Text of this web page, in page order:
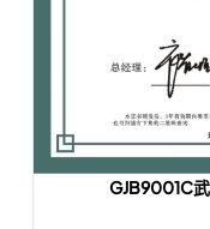
GJB9001C